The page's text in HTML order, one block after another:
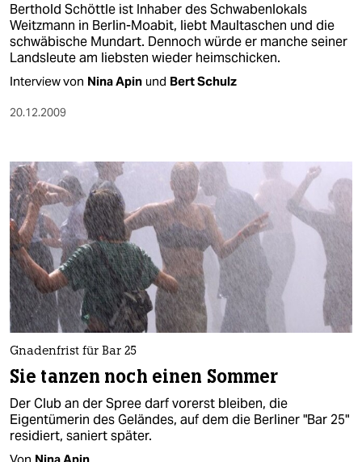
Berthold Schöttle ist Inhaber des Schwabenlokals
Weitzmann in Berlin-Moabit, liebt Maultaschen und die
schwäbische Mundart. Dennoch würde er manche seiner
Landsleute am liebsten wieder heimschicken.
Interview von Nina Apin und Bert Schulz
20.12.2009
Gnadenfrist für Bar 25
Sie tanzen noch einen Sommer
Der Club an der Spree darf vorerst bleiben, die
Eigentümerin des Geländes, auf dem die Berliner "Bar 25"
residiert, saniert später.